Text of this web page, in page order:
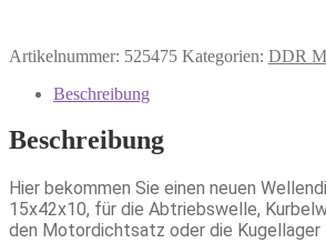
Artikelnummer: 525475 Kategorien: DDR
Beschreibung
Beschreibung
Hier bekommen Sie einen neuen
15x42x10, für die Abtriebswelle,
den Motordichtsatz oder die Kugellager